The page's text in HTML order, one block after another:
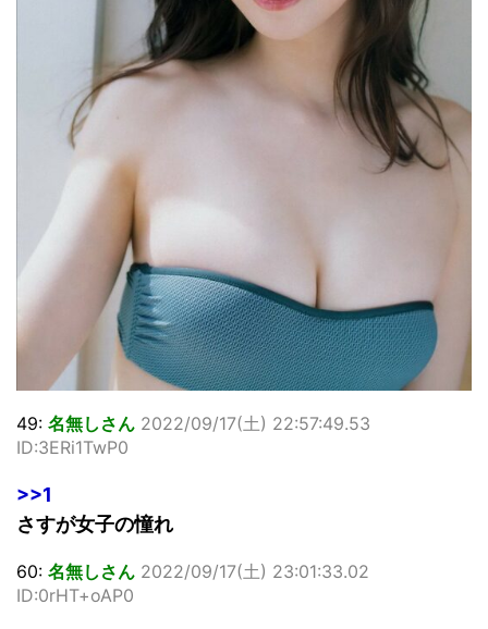
49: 名無しさん 2022/09/17(土) 22:57:49.53
ID:3ERi1TwP0
>>1
さすが女子の憧れ
60: 名無しさん 2022/09/17(土) 23:01:33.02
ID:0rHT+oAP0